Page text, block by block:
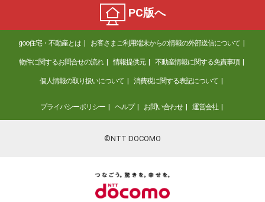
PC版へ
goo住宅・不動産とは お客さまご利用端末からの情報の外部送信について
物件に関するお問合せの流れ 情報提供元 不動産情報に関する免責事項
個人情報の取り扱いについて 消費税に関する表記について
プライバシーポリシー ヘルプ お問い合わせ 運営会社
©NTT DOCOMO